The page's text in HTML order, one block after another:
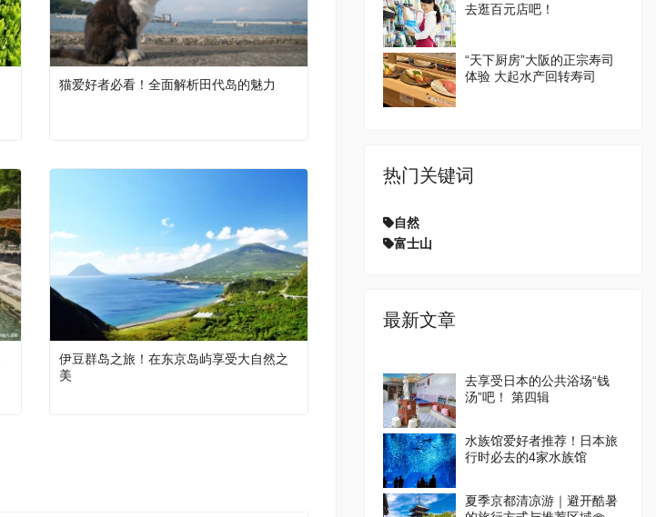
猫爱好者必看！全面解析田代岛的魅力
伊豆群岛之旅！在东京岛屿享受大自然之
美
去逛百元店吧！
“天下厨房”大阪的正宗寿司
体验 大起水产回转寿司
热门关键词
自然
富士山
最新文章
去享受日本的公共浴场“钱
汤”吧！ 第四辑
水族馆爱好者推荐！日本旅
行时必去的4家水族馆
夏季京都清凉游｜避开酷暑